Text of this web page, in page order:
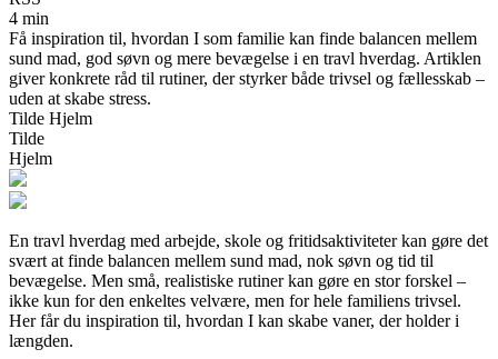
4 min
Få inspiration til, hvordan I som familie kan finde balancen mellem
sund mad, god søvn og mere bevægelse i en travl hverdag. Artiklen
giver konkrete råd til rutiner, der styrker både trivsel og fællesskab –
uden at skabe stress.
Tilde Hjelm
Tilde
Hjelm
En travl hverdag med arbejde, skole og fritidsaktiviteter kan gøre det
svært at finde balancen mellem sund mad, nok søvn og tid til
bevægelse. Men små, realistiske rutiner kan gøre en stor forskel –
ikke kun for den enkeltes velvære, men for hele familiens trivsel.
Her får du inspiration til, hvordan I kan skabe vaner, der holder i
længden.